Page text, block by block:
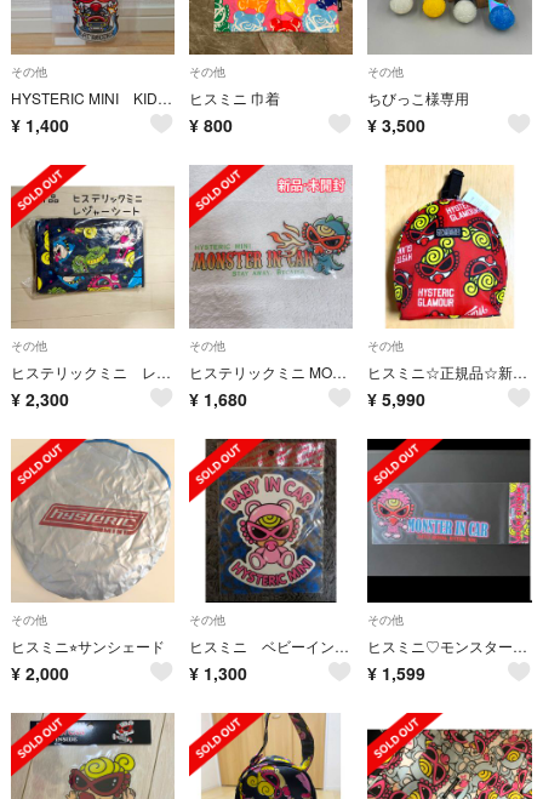
その他
HYSTERIC MINI KIDS IN CAR
¥ 1,400
その他
ヒスミニ 巾着
¥ 800
その他
ちびっこ様専用
¥ 3,500
その他
ヒステリックミニ レジャーシート
¥ 2,300
その他
ヒステリックミニ MONSTER IN CAR BABY IN CAR 車
¥ 1,680
その他
ヒスミニ☆正規品☆新品☆マグケース☆保温保冷☆ドリンク☆離乳食☆ヒステリックミニ☆HYSTERIC MINI
¥ 5,990
その他
ヒスミニ⭐︎サンシェード
¥ 2,000
その他
ヒスミニ ベビーインカー ステッカー
¥ 1,300
その他
ヒスミニ♡モンスターインカー
¥ 1,599